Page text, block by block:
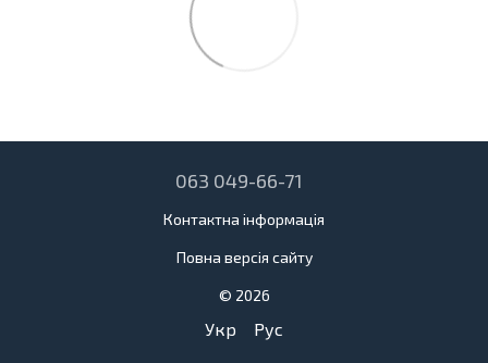
063 049-66-71
Контактна інформація
Повна версія сайту
© 2026
Укр Рус